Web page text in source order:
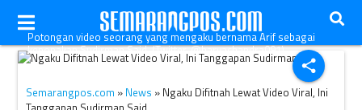
share
Potongan video seorang yang mengaku bernama Arif sebagai
keponakan Sudirman Said. (Twitter-@haryachandra091)
Semarangpos.com » News » Ngaku Difitnah Lewat Video Viral, Ini